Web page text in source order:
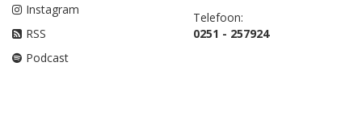
Instagram
RSS
Podcast
Telefoon:
0251 - 257924